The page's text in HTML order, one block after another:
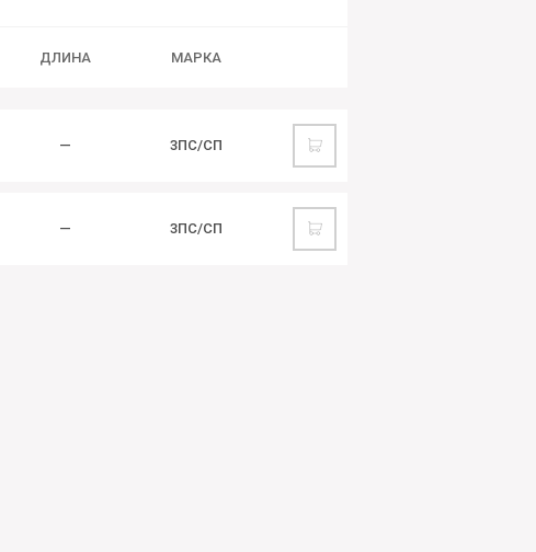
ДЛИНА МАРКА
— 3ПС/СП
— 3ПС/СП